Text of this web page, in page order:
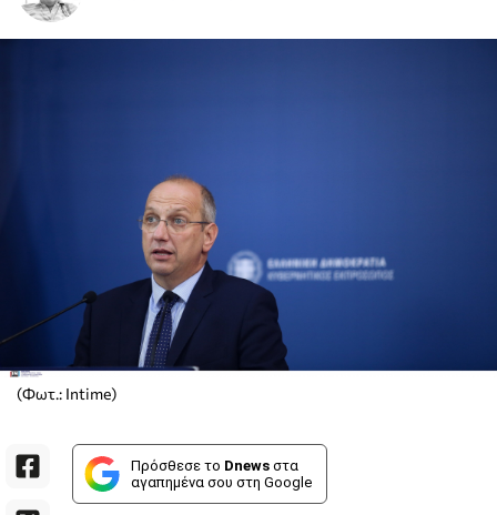
(Φωτ.: Intime)
Πρόσθεσε το Dnews στα
αγαπημένα σου στη Google